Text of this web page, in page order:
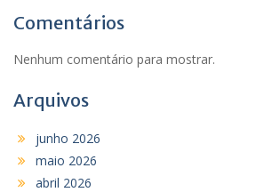
Comentários
Nenhum comentário para mostrar.
Arquivos
junho 2026
maio 2026
abril 2026